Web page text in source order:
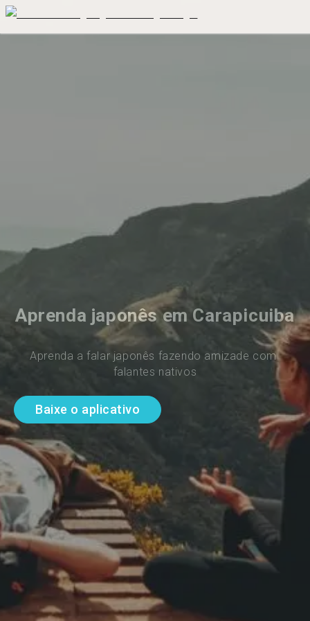
Aprenda japonês em Carapicuiba
Aprenda a falar japonês fazendo amizade com
falantes nativos
Baixe o aplicativo